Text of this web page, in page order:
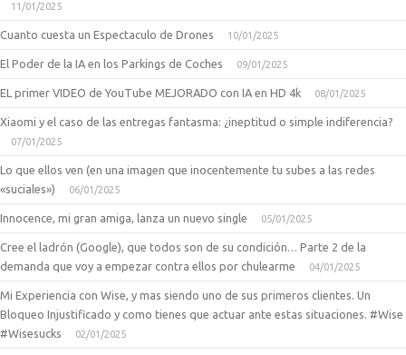
11/01/2025
Cuanto cuesta un Espectaculo de Drones 10/01/2025
El Poder de la IA en los Parkings de Coches 09/01/2025
EL primer VIDEO de YouTube MEJORADO con IA en HD 4k 08/01/2025
Xiaomi y el caso de las entregas fantasma: ¿ineptitud o simple indiferencia?
07/01/2025
Lo que ellos ven (en una imagen que inocentemente tu subes a las redes
«suciales»)
06/01/2025
Innocence, mi gran amiga, lanza un nuevo single 05/01/2025
Cree el ladrón (Google), que todos son de su condición… Parte 2 de la
demanda que voy a empezar contra ellos por chulearme
04/01/2025
Mi Experiencia con Wise, y mas siendo uno de sus primeros clientes. Un
Bloqueo Injustificado y como tienes que actuar ante estas situaciones. #Wise
#Wisesucks
02/01/2025